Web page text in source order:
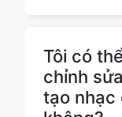
không?
Tuyệt đối,
tuyến của